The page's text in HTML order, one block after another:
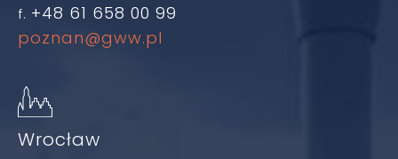
f. +48 61 658 00 99
poznan@gww.pl
Wrocław